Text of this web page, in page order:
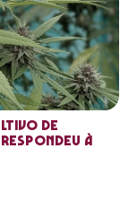
de
respondeu à